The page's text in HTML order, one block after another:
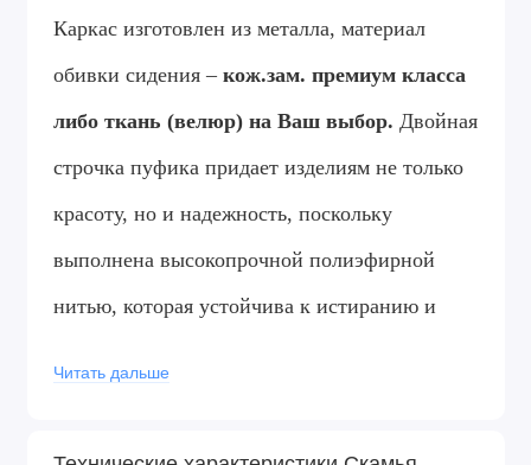
Каркас изготовлен из металла, материал
обивки сидения – кож.зам. премиум класса
либо ткань (велюр) на Ваш выбор. Двойная
строчка пуфика придает изделиям не только
красоту, но и надежность, поскольку
выполнена высокопрочной полиэфирной
нитью, которая устойчива к истиранию и
Читать дальше